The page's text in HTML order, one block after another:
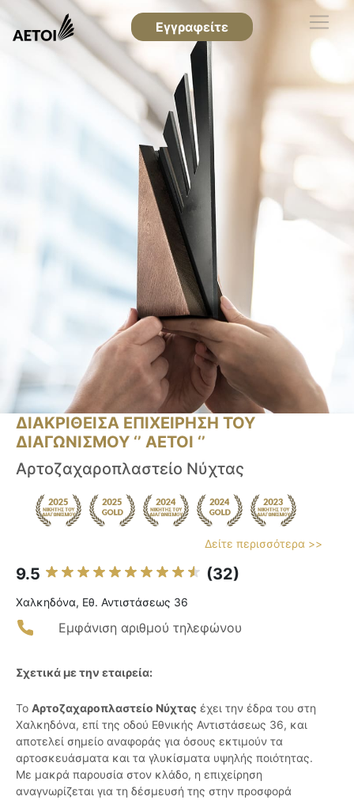
Εγγραφείτε
ΔΙΑΚΡΙΘΕΙΣΑ ΕΠΙΧΕΙΡΗΣΗ ΤΟΥ
ΔΙΑΓΩΝΙΣΜΟΥ ‘’ ΑΕΤΟΙ ‘’
Αρτοζαχαροπλαστείο Νύχτας
Δείτε περισσότερα >>
9.5 (32)
Χαλκηδόνα, Εθ. Αντιστάσεως 36
Εμφάνιση αριθμού τηλεφώνου
Σχετικά με την εταιρεία:
Το Αρτοζαχαροπλαστείο Νύχτας έχει την έδρα του στη
Χαλκηδόνα, επί της οδού Εθνικής Αντιστάσεως 36, και
αποτελεί σημείο αναφοράς για όσους εκτιμούν τα
αρτοσκευάσματα και τα γλυκίσματα υψηλής ποιότητας.
Με μακρά παρουσία στον κλάδο, η επιχείρηση
αναγνωρίζεται για τη δέσμευσή της στην προσφορά